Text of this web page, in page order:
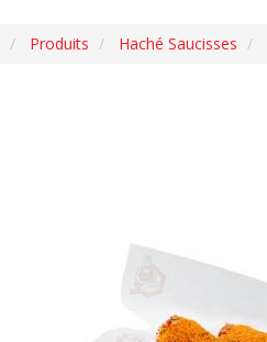
Produits Haché Saucisses